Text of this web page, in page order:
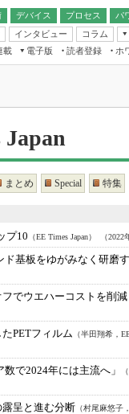
デバイス
プロセス パ
無線
インタビュー コラム
AI
程
（EE Times Research）
ュートラル
ニクス入門（EDN
載
電子版
読者登録 ホ
まとめ Special 特集
プ10 （EE Times Japan） （2022
基板をゆがみなく研磨す
でウエハーコストを削減
PETフィルム （半田翔希，
で2024年には主流へ」
呈と進む分断 （村尾麻悠子